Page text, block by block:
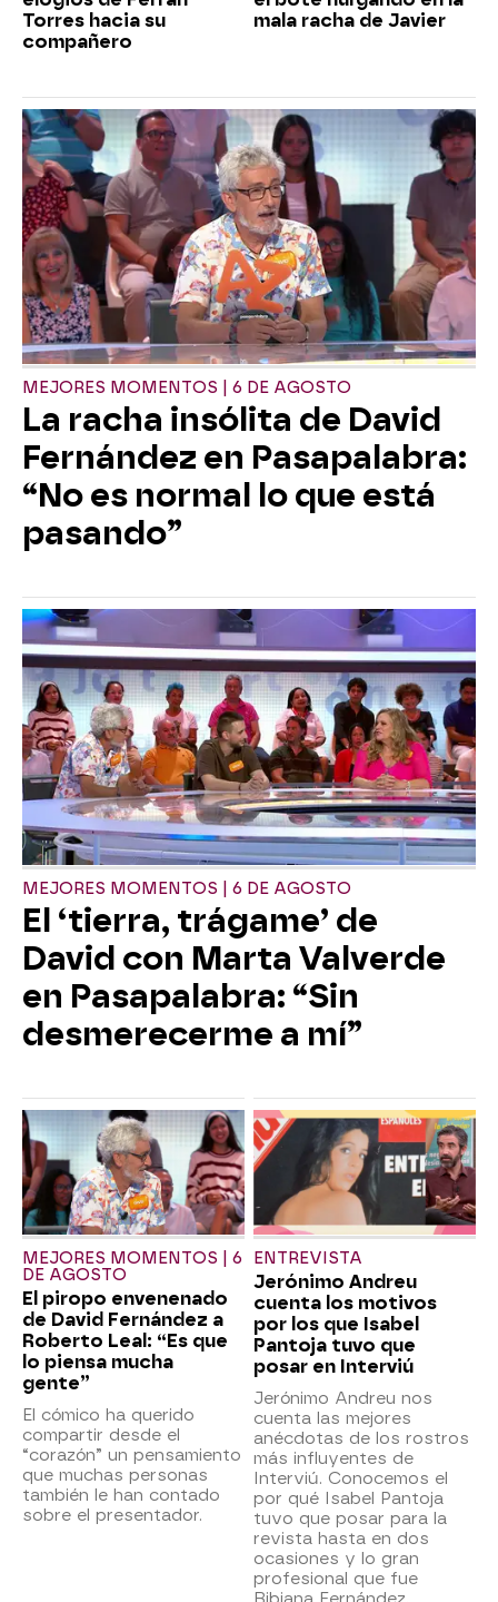
Torres hacia su
compañero
mala racha de Javier
MEJORES MOMENTOS | 6 DE AGOSTO
La racha insólita de David
Fernández en Pasapalabra:
“No es normal lo que está
pasando”
MEJORES MOMENTOS | 6 DE AGOSTO
El ‘tierra, trágame’ de
David con Marta Valverde
en Pasapalabra: “Sin
desmerecerme a mí”
MEJORES MOMENTOS | 6
DE AGOSTO
El piropo envenenado
de David Fernández a
Roberto Leal: “Es que
lo piensa mucha
gente”
El cómico ha querido
compartir desde el
“corazón” un pensamiento
que muchas personas
también le han contado
sobre el presentador.
ENTREVISTA
Jerónimo Andreu
cuenta los motivos
por los que Isabel
Pantoja tuvo que
posar en Interviú
Jerónimo Andreu nos
cuenta las mejores
anécdotas de los rostros
más influyentes de
Interviú. Conocemos el
por qué Isabel Pantoja
tuvo que posar para la
revista hasta en dos
ocasiones y lo gran
profesional que fue